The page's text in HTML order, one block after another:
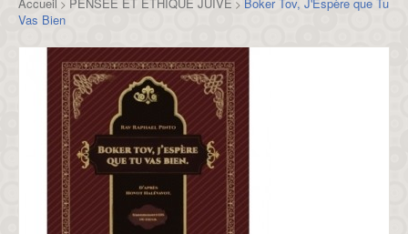
> >
Vas Bien